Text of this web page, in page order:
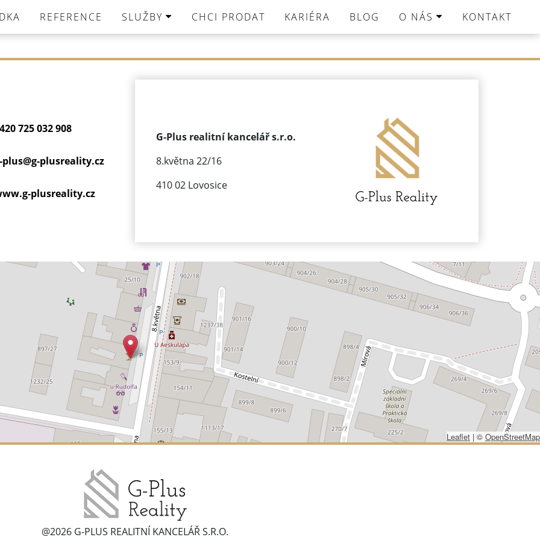
REFERENCE SLUŽBY CHCI PRODAT KARIÉRA BLOG O NÁS KONTAKT
725 032 908
plus@g-plusreality.cz
plusreality.cz
G-Plus realitní kancelář s.r.o.
8.května 22/16
410 02 Lovosice
Leaflet | © OpenStreetMap
@2026 G-PLUS REALITNÍ KANCELÁŘ S.R.O.